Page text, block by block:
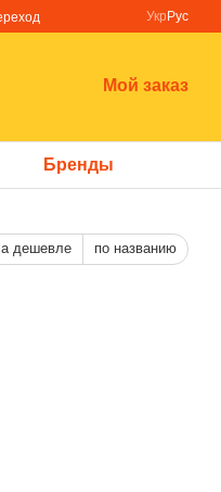
Укр Рус
Мой заказ
Бренды
дешевле по названию